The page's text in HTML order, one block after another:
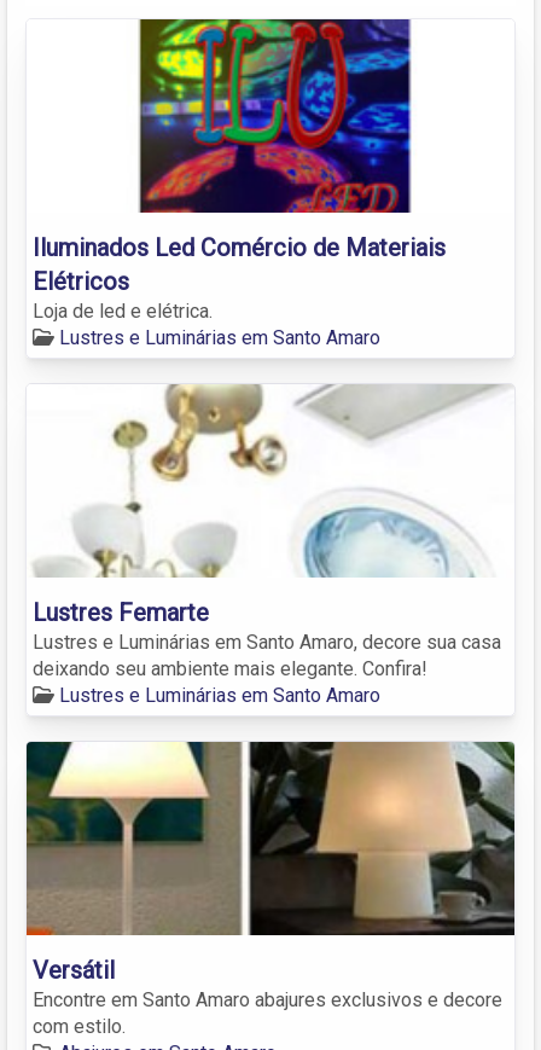
Iluminados Led Comércio de Materiais
Elétricos
Loja de led e elétrica.
Lustres e Luminárias em Santo Amaro
Lustres Femarte
Lustres e Luminárias em Santo Amaro, decore sua casa
deixando seu ambiente mais elegante. Confira!
Lustres e Luminárias em Santo Amaro
Versátil
Encontre em Santo Amaro abajures exclusivos e decore
com estilo.